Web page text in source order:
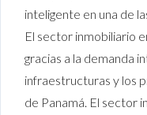
inteligente en una de
El sector inmobiliario
gracias a la demanda
infraestructuras y los
de Panamá. El sector